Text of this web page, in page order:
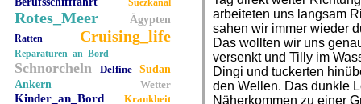
Suezkanal
Rotes_Meer Ägypten
Ratten Cruising_life
Reparaturen_an_Bord
Schnorcheln Delfine
Sudan
Ankern
Wetter
Kinder_an_Bord Krankheit
arbeiteten uns langsam
sahen wir immer wieder
Das wollten wir uns
versenkt und Tilly im
Dingi und tuckerten
den Wellen. Das dunkle
Näherkommen zu einer